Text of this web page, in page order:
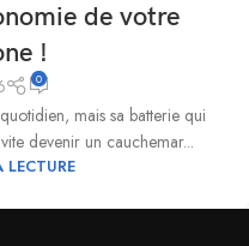
de votre
!
0
mais sa batterie qui
devenir un cauchemar...